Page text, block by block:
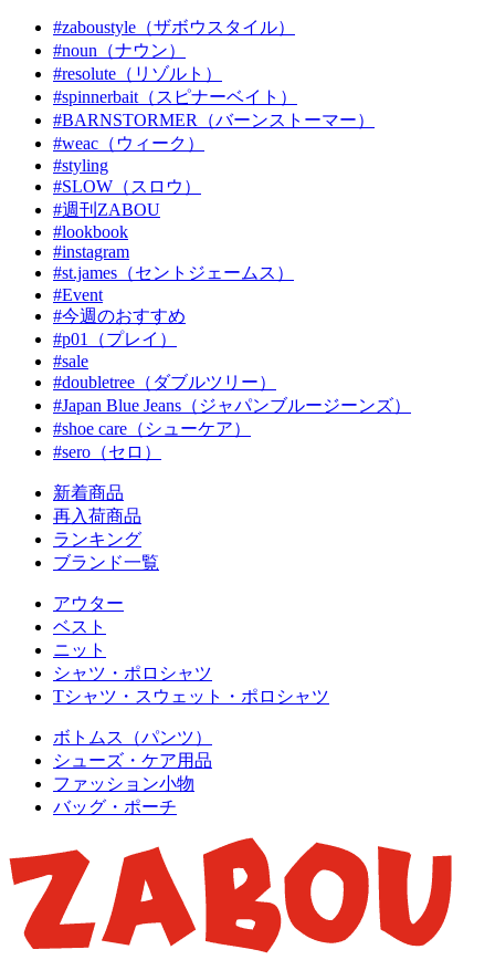
#zaboustyle（ザボウスタイル）
#noun（ナウン）
#resolute（リゾルト）
#spinnerbait（スピナーベイト）
#BARNSTORMER（バーンストーマー）
#weac（ウィーク）
#styling
#SLOW（スロウ）
#週刊ZABOU
#lookbook
#instagram
#st.james（セントジェームス）
#Event
#今週のおすすめ
#p01（プレイ）
#sale
#doubletree（ダブルツリー）
#Japan Blue Jeans（ジャパンブルージーンズ）
#shoe care（シューケア）
#sero（セロ）
新着商品
再入荷商品
ランキング
ブランド一覧
アウター
ベスト
ニット
シャツ・ポロシャツ
Tシャツ・スウェット・ポロシャツ
ボトムス（パンツ）
シューズ・ケア用品
ファッション小物
バッグ・ポーチ